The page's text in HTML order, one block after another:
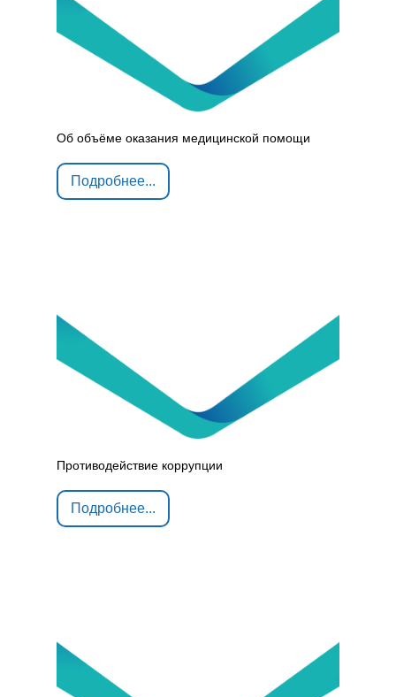
Об объёме оказания медицинской помощи
Подробнее...
Противодействие коррупции
Подробнее...